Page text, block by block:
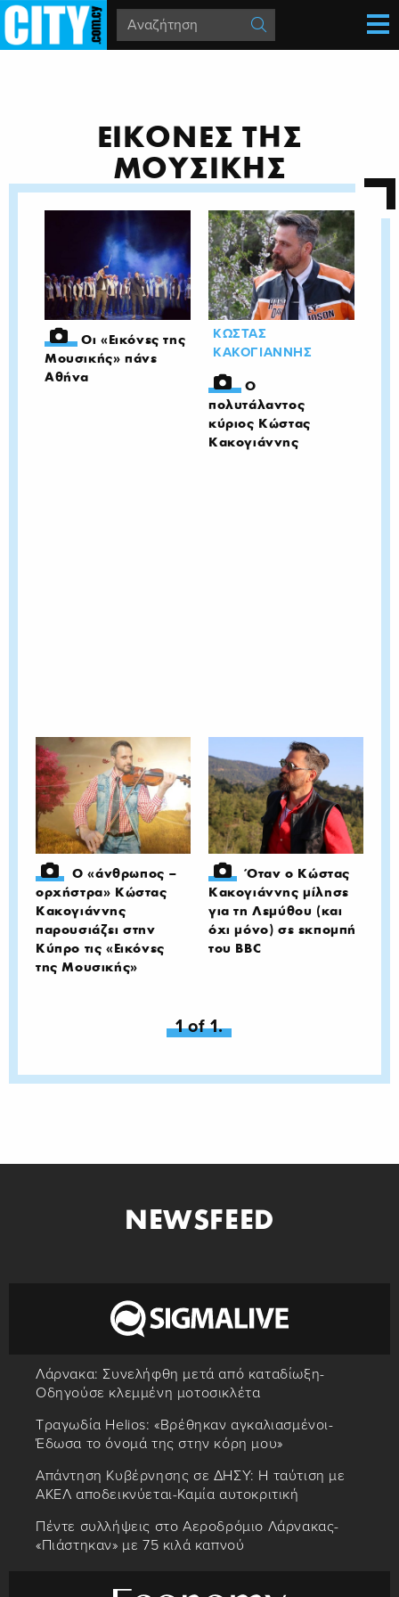
ΕΙΚΟΝΕΣ ΤΗΣ
ΜΟΥΣΙΚΗΣ
Οι «Εικόνες της
Μουσικής» πάνε
Αθήνα
ΚΩΣΤΑΣ
ΚΑΚΟΓΙΑΝΝΗΣ
Ο
πολυτάλαντος
κύριος Κώστας
Κακογιάννης
Ο «άνθρωπος –
ορχήστρα» Κώστας
Κακογιάννης
παρουσιάζει στην
Κύπρο τις «Εικόνες
της Μουσικής»
Όταν ο Κώστας
Κακογιάννης μίλησε
για τη Λεμύθου (και
όχι μόνο) σε εκπομπή
του BBC
You're on page
1 of 1.
NEWSFEED
Λάρνακα: Συνελήφθη μετά από καταδίωξη-
Οδηγούσε κλεμμένη μοτοσικλέτα
Τραγωδία Helios: «Βρέθηκαν αγκαλιασμένοι-
Έδωσα το όνομά της στην κόρη μου»
Απάντηση Κυβέρνησης σε ΔΗΣΥ: Η ταύτιση με
ΑΚΕΛ αποδεικνύεται-Καμία αυτοκριτική
Πέντε συλλήψεις στο Αεροδρόμιο Λάρνακας-
«Πιάστηκαν» με 75 κιλά καπνού